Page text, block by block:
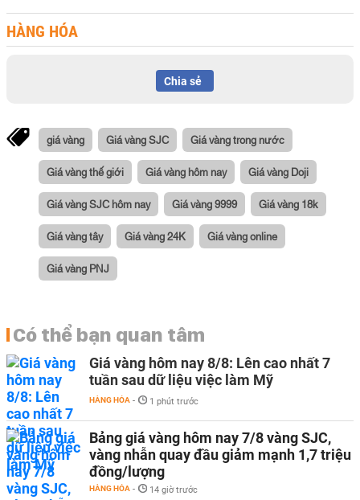
HÀNG HÓA
Chia sẻ
giá vàng Giá vàng SJC Giá vàng trong nước
Giá vàng thế giới Giá vàng hôm nay Giá vàng Doji
Giá vàng SJC hôm nay Giá vàng 9999 Giá vàng 18k
Giá vàng tây Giá vàng 24K Giá vàng online
Giá vàng PNJ
Có thể bạn quan tâm
Giá vàng hôm nay 8/8: Lên cao nhất 7
tuần sau dữ liệu việc làm Mỹ
HÀNG HÓA - 1 phút trước
Bảng giá vàng hôm nay 7/8 vàng SJC,
vàng nhẫn quay đầu giảm mạnh 1,7 triệu
đồng/lượng
HÀNG HÓA - 14 giờ trước